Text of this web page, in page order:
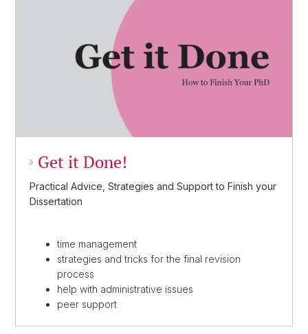
Get it Done!
Practical Advice, Strategies and Support to Finish your
Dissertation
time management
strategies and tricks for the final revision
process
help with administrative issues
peer support